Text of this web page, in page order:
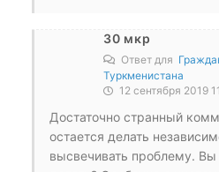
30 мкр
Ответ для
Туркменистана
12 сентября 2019
Достаточно странный
остается делать
высвечивать проблему. Вы